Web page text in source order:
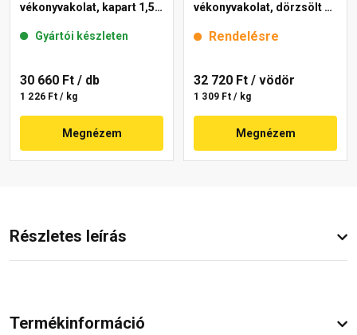
vékonyvakolat, kapart 1,5
Gyártói készleten
30 660 Ft / db
1 226 Ft / kg
Megnézem
vékonyvakolat, dörzsölt 2
Rendelésre
32 720 Ft / vödör
1 309 Ft / kg
Megnézem
Részletes leírás
Termékinformáció